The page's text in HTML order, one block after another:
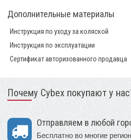
Дополнительные материалы
Инструкция по уходу за коляской
Инструкция по эксплуатации
Сертификат авторизованного продавца
Почему Cybex покупают у
Отправляем в любой
Бесплатно во многие